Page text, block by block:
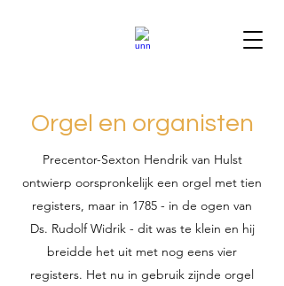
Orgel en organisten
Precentor-Sexton Hendrik van Hulst
ontwierp oorspronkelijk een orgel met tien
registers, maar in 1785 - in de ogen van
Ds. Rudolf Widrik - dit was te klein en hij
breidde het uit met nog eens vier
registers. Het nu in gebruik zijnde orgel